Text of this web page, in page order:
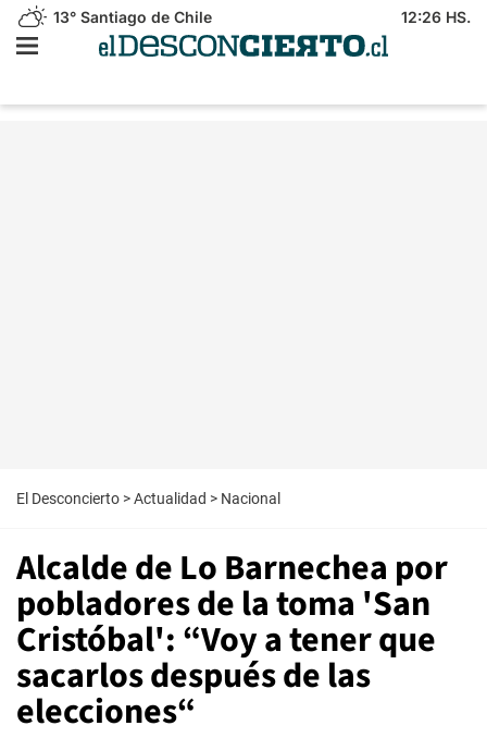
13° Santiago de Chile 12:26 HS.
El Desconcierto >Actualidad > Nacional
Alcalde de Lo Barnechea por
pobladores de la toma 'San
Cristóbal': “Voy a tener que
sacarlos después de las
elecciones“